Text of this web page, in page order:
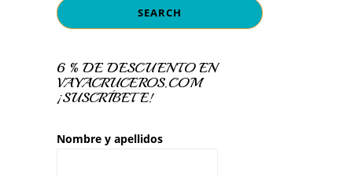
6 % DE DESCUENTO EN
VAYACRUCEROS.COM
¡SUSCRÍBETE!
Nombre y apellidos